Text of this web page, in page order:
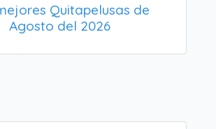
Quitapelusas de
Agosto del 2026